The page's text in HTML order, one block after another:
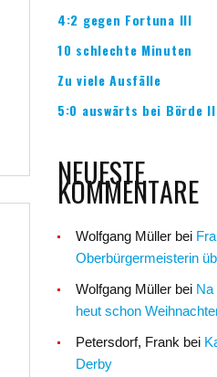
4:2 gegen Fortuna III
10 schlechte Minuten
Zu viele Ausfälle
5:0 auswärts bei Börde II
NEUESTE
KOMMENTARE
Wolfgang Müller bei
Oberbürgermeisterin
Wolfgang Müller bei Na
heut schon
Petersdorf, Frank bei
Derby